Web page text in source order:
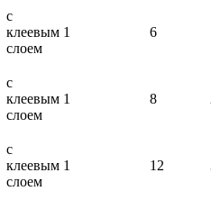
с
клеевым
слоем
1 6
с
клеевым
слоем
1 8
с
клеевым
слоем
1 12